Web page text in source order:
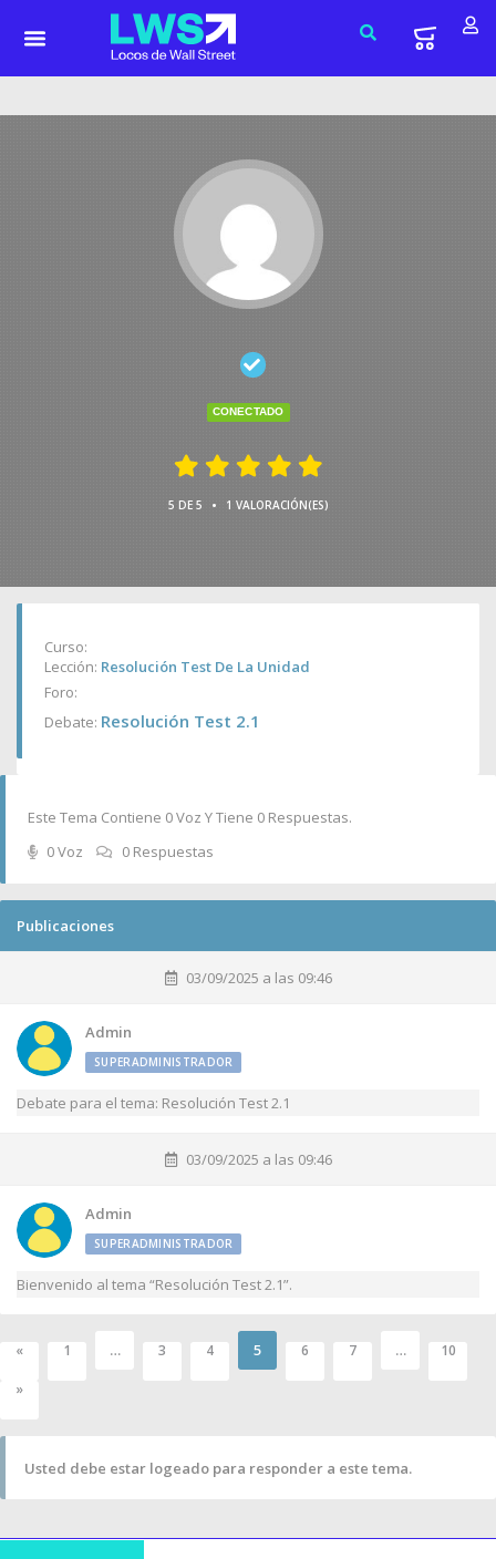
CONECTADO
5 DE 5 • 1 VALORACIÓN(ES)
Curso:
Lección: Resolución Test De La Unidad
Foro:
Debate: Resolución Test 2.1
Este Tema Contiene 0 Voz Y Tiene 0 Respuestas.
0 Voz
0 Respuestas
Publicaciones
03/09/2025 a las 09:46
Admin
SUPERADMINISTRADOR
Debate para el tema: Resolución Test 2.1
03/09/2025 a las 09:46
Admin
SUPERADMINISTRADOR
Bienvenido al tema “Resolución Test 2.1”.
« 1 … 3 4 5 6 7 … 10
»
Usted debe estar logeado para responder a este tema.